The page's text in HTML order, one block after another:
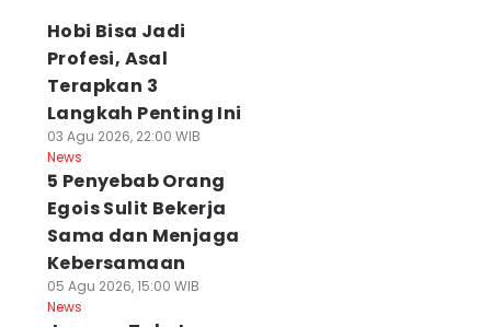
Warga
Terbakar
Terobos
Asap
5 Penyebab Orang
Egois Sulit Bekerja
Sama dan
Kebersamaan
Hobi Bisa Jadi
Profesi, Asal
Terapkan 3
Langkah Penting Ini
03 Agu 2026, 22:00 WIB
News
5 Penyebab Orang
Egois Sulit Bekerja
Sama dan Menjaga
Kebersamaan
05 Agu 2026, 15:00 WIB
News